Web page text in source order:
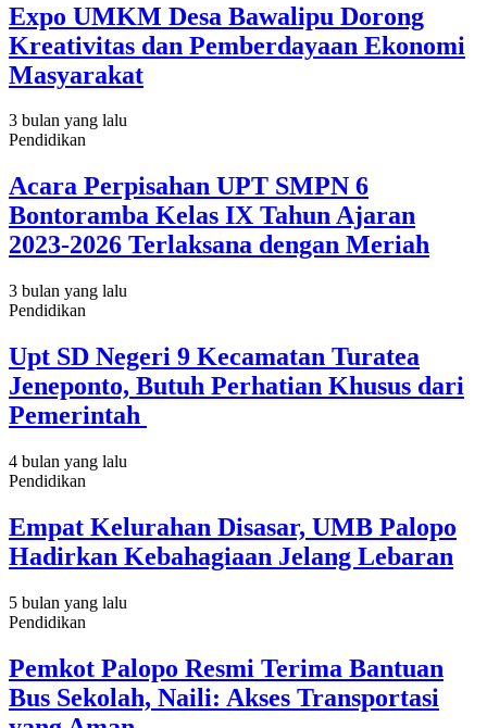
Expo UMKM Desa Bawalipu Dorong
Kreativitas dan Pemberdayaan Ekonomi
Masyarakat
3 bulan yang lalu
Pendidikan
Acara Perpisahan UPT SMPN 6
Bontoramba Kelas IX Tahun Ajaran
2023-2026 Terlaksana dengan Meriah
3 bulan yang lalu
Pendidikan
Upt SD Negeri 9 Kecamatan Turatea
Jeneponto, Butuh Perhatian Khusus dari
Pemerintah
4 bulan yang lalu
Pendidikan
Empat Kelurahan Disasar, UMB Palopo
Hadirkan Kebahagiaan Jelang Lebaran
5 bulan yang lalu
Pendidikan
Pemkot Palopo Resmi Terima Bantuan
Bus Sekolah, Naili: Akses Transportasi